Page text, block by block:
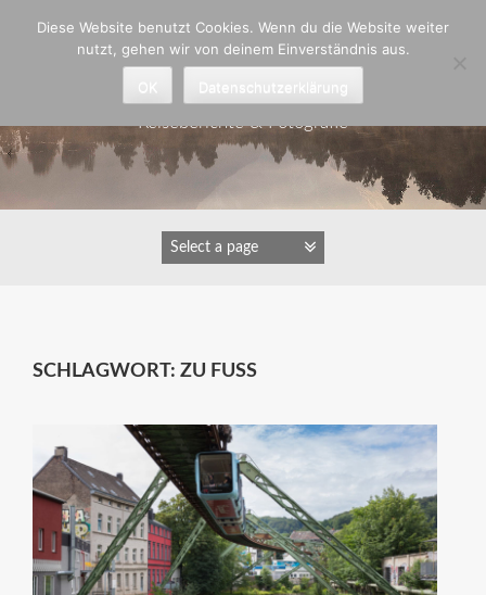
Astrid Padberg
Reiseberichte & Fotografie
SCHLAGWORT: ZU FUSS
Diese Website benutzt Cookies. Wenn du die Website weiter
nutzt, gehen wir von deinem Einverständnis aus.